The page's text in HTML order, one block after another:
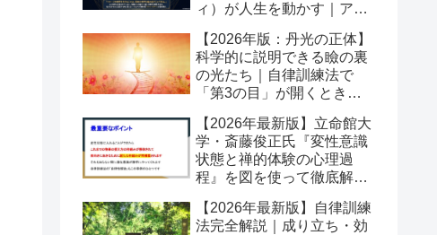
ィ）が人生を動かす｜アク
舞台
【2026年版：丹光の正体】
科学的に説明できる瞼の裏
の光たち｜自律訓練法で
「第3の目」が開くとき潜
【2026年最新版】立命館大
学・斎藤俊正氏『変性意識
状態と禅的体験の心理過
程』を図を使って徹底解説
変容を起こすのか？
【2026年最新版】自律訓練
法完全解説｜成り立ち・効